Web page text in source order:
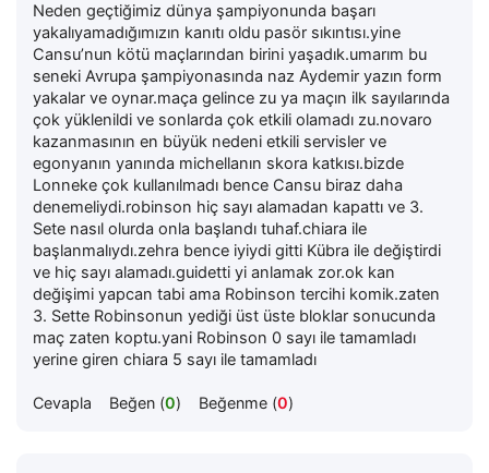
Neden geçtiğimiz dünya şampiyonunda başarı
yakalıyamadığımızın kanıtı oldu pasör sıkıntısı.yine
Cansu’nun kötü maçlarından birini yaşadık.umarım bu
seneki Avrupa şampiyonasında naz Aydemir yazın form
yakalar ve oynar.maça gelince zu ya maçın ilk sayılarında
çok yüklenildi ve sonlarda çok etkili olamadı zu.novaro
kazanmasının en büyük nedeni etkili servisler ve
egonyanın yanında michellanın skora katkısı.bizde
Lonneke çok kullanılmadı bence Cansu biraz daha
denemeliydi.robinson hiç sayı alamadan kapattı ve 3.
Sete nasıl olurda onla başlandı tuhaf.chiara ile
başlanmalıydı.zehra bence iyiydi gitti Kübra ile değiştirdi
ve hiç sayı alamadı.guidetti yi anlamak zor.ok kan
değişimi yapcan tabi ama Robinson tercihi komik.zaten
3. Sette Robinsonun yediği üst üste bloklar sonucunda
maç zaten koptu.yani Robinson 0 sayı ile tamamladı
yerine giren chiara 5 sayı ile tamamladı
Cevapla Beğen (0) Beğenme (0)